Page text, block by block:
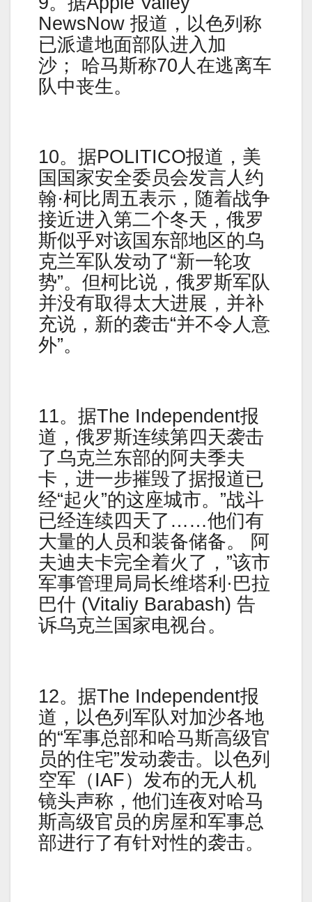
NewsNow 报道，以色列称
已派遣地面部队进入加
沙； 哈马斯称70人在逃离车
队中丧生。
10。据POLITICO报道，美
国国家安全委员会发言人约
翰·柯比周五表示，随着战争
接近进入第二个冬天，俄罗
斯似乎对该国东部地区的乌
克兰军队发动了“新一轮攻
势”。但柯比说，俄罗斯军队
并没有取得太大进展，并补
充说，新的袭击“并不令人意
外”。
11。据The Independent报
道，俄罗斯连续第四天袭击
了乌克兰东部的阿夫季夫
卡，进一步摧毁了据报道已
经“起火”的这座城市。”战斗
已经连续四天了……他们有
大量的人员和装备储备。 阿
夫迪夫卡完全着火了，”该市
军事管理局局长维塔利·巴拉
巴什 (Vitaliy Barabash) 告
诉乌克兰国家电视台。
12。据The Independent报
道，以色列军队对加沙各地
的“军事总部和哈马斯高级官
员的住宅”发动袭击。以色列
空军（IAF）发布的无人机
镜头声称，他们连夜对哈马
斯高级官员的房屋和军事总
部进行了有针对性的袭击。